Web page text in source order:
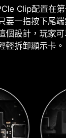
Clip配置在
要一指按下尾
個設計，玩家
輕拆卸顯示卡。
防刮保護
材轉換成額外
裝機過程更加
/ A-XMP
預設的 EXPO
直接選擇設定
動超頻，獲得
Center 介面
設定。例如: AI
整設定，確保